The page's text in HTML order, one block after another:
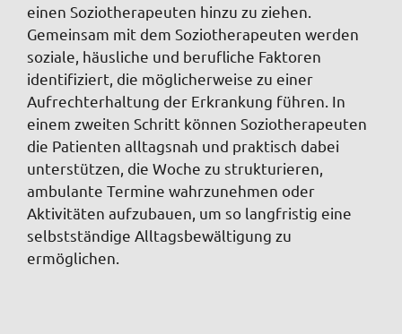
einen Soziotherapeuten hinzu zu ziehen.
Gemeinsam mit dem Soziotherapeuten werden
soziale, häusliche und berufliche Faktoren
identifiziert, die möglicherweise zu einer
Aufrechterhaltung der Erkrankung führen. In
einem zweiten Schritt können Soziotherapeuten
die Patienten alltagsnah und praktisch dabei
unterstützen, die Woche zu strukturieren,
ambulante Termine wahrzunehmen oder
Aktivitäten aufzubauen, um so langfristig eine
selbstständige Alltagsbewältigung zu
ermöglichen.